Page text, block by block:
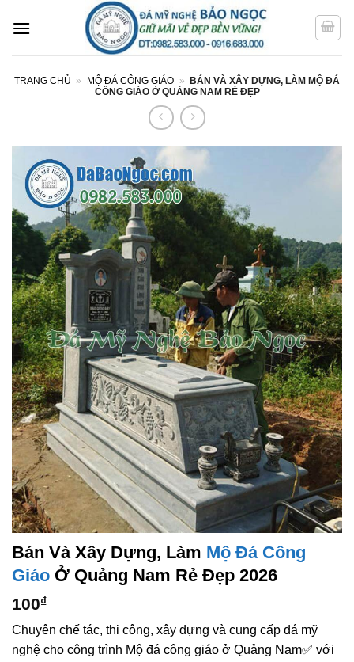
qua
TRANG CHỦ » MỘ ĐÁ CÔNG GIÁO »
BÁN VÀ XÂY DỰNG, LÀM MỘ ĐÁ
CÔNG GIÁO Ở QUẢNG NAM RẺ ĐẸP
Bán Và Xây Dựng, Làm Mộ Đá Công
Giáo Ở Quảng Nam Rẻ Đẹp 2026
100₫
Chuyên chế tác, thi công, xây dựng và cung cấp đá mỹ
nghệ cho công trình Mộ đá công giáo ở Quảng Nam✅ với